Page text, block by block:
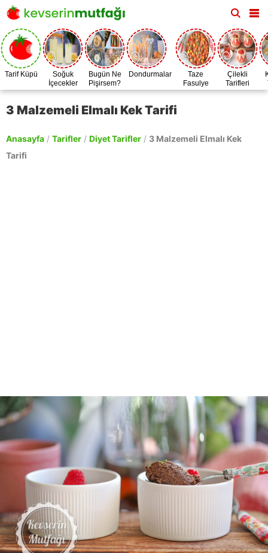
Tarif Küpü
Soğuk
İçecekler
Bugün Ne
Pişirsem?
Dondurmalar
Taze
Fasulye
Zamanı
Çilekli
Tarifleri
3 Malzemeli Elmalı Kek Tarifi
Anasayfa / Tarifler / Diyet Tarifler / 3 Malzemeli Elmalı Kek
Tarifi